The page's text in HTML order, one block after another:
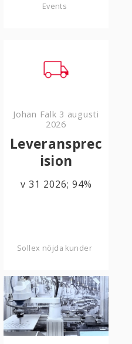
Events
Johan Falk 3 augusti
2026
Leveransprec
ision
v 31 2026; 94%
Sollex nöjda kunder